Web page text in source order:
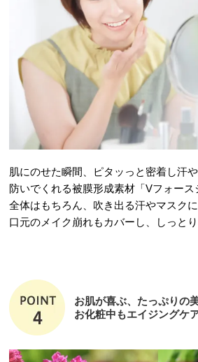
肌にのせた瞬間、ピタッっと密着し汗
防いでくれる被膜形成素材「Vフォー
全体はもちろん、吹き出る汗やマスク
口元のメイク崩れもカバーし、しっとり
お肌が喜ぶ、たっぷりの
お化粧中もエイジングケ